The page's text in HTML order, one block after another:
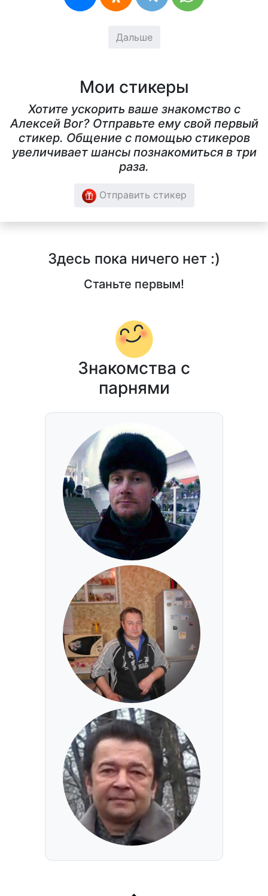
Дальше
Мои стикеры
Хотите ускорить ваше знакомство с
Алексей Bor? Отправьте ему свой первый
стикер. Общение с помощью стикеров
увеличивает шансы познакомиться в три
раза.
Отправить стикер
Здесь пока ничего нет :)
Станьте первым!
Знакомства с
парнями